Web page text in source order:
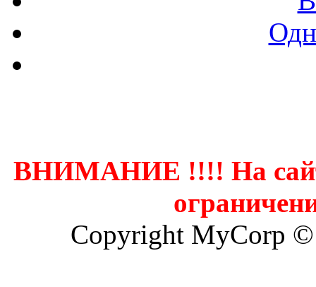
ВНИМАНИЕ !!!! На
Copyright MyCorp